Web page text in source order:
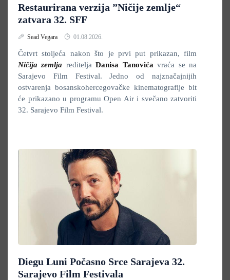
Restaurirana verzija ”Ničije zemlje“
zatvara 32. SFF
Sead Vegara 01.08.2026.
Četvrt stoljeća nakon što je prvi put prikazan, film
Ničija zemlja rediteljaDanisa Tanovića vraća se na
Sarajevo Film Festival. Jedno od najznačajnijih
ostvarenja bosanskohercegovačke kinematografije bit
će prikazano u programu Open Air i svečano zatvoriti
32. Sarajevo Film Festival.
Diegu Luni Počasno Srce Sarajeva 32.
Sarajevo Film Festivala